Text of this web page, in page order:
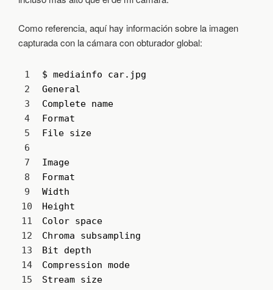
Como referencia, aquí hay información sobre la imagen
capturada con la cámara con obturador global:
1
2
3
4
5
6
7
8
9
10
11
12
13
14
15
$ mediainfo car. jpg
General
Complete name
Format
File size
Image
Format
Width
Height
Color space
Chroma subsampling
Bit depth
Compression mode
Stream size